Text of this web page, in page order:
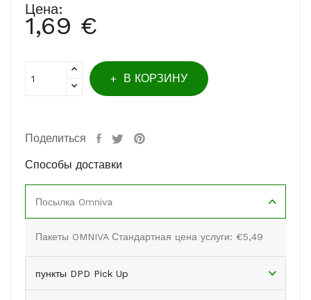
Цена:
1,69 €
В КОРЗИНУ
Поделиться
Способы доставки
Посылка Omniva
Пакеты OMNIVA Стандартная цена услуги: €5,49
пункты DPD Pick Up